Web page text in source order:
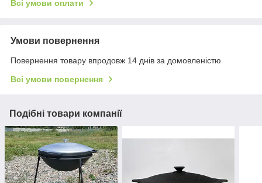
Всі умови оплати
Умови повернення
Повернення товару впродовж 14 днів за домовленістю
Всі умови повернення
Подібні товари компанії